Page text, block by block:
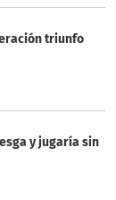
triunfo
y jugaría sin